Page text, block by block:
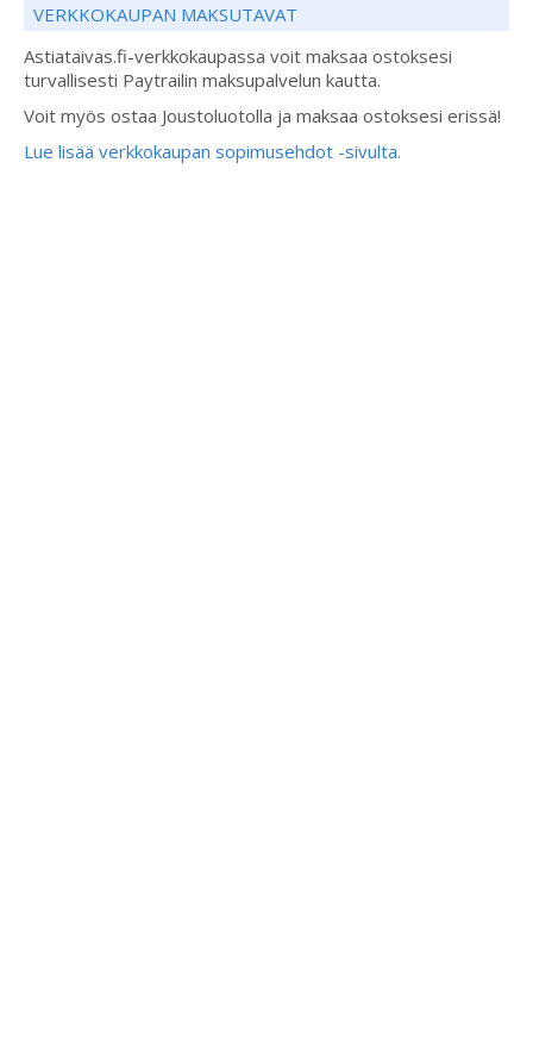
VERKKOKAUPAN MAKSUTAVAT
Astiataivas.fi-verkkokaupassa voit maksaa ostoksesi
turvallisesti Paytrailin maksupalvelun kautta.
Voit myös ostaa Joustoluotolla ja maksaa ostoksesi erissä!
Lue lisää verkkokaupan sopimusehdot -sivulta.